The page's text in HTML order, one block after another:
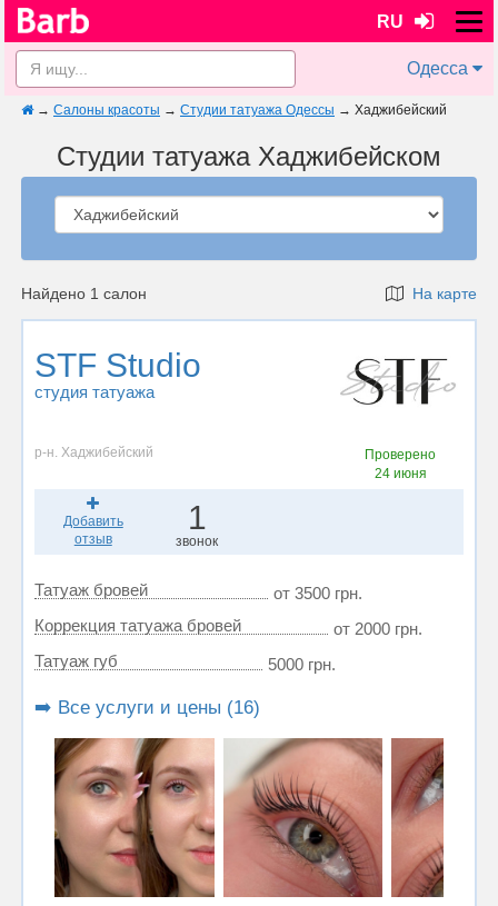
RU
Одесса
→ Салоны красоты → Студии татуажа Одессы → Хаджибейский
Студии татуажа Хаджибейском
Найдено 1 салон На карте
STF Studio
студия татуажа
р-н. Хаджибейский
Проверено
24 июня
Добавить
отзыв
1
звонок
Татуаж бровей
от 3500 грн.
Коррекция татуажа бровей
от 2000 грн.
Татуаж губ
5000 грн.
➡️ Все услуги и цены (16)